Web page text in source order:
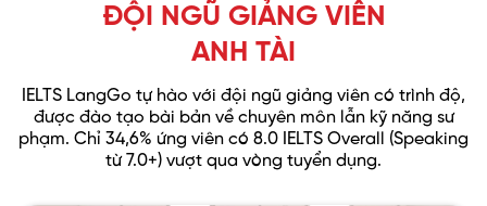
Cơ sở Bắc Ninh
Địa chỉ: Tòa Châu Coffee, xã Tiên Du, Bắc Ninh
Cơ sở Hòa Lạc, TP Hà Nội
Địa chỉ: Tầng 3 toà Hòa Lạc Plaza, xã Hòa Lạc, TP
ĐỘI NGŨ GIẢNG VIÊN
ANH TÀI
IELTS LangGo tự hào với đội ngũ giảng viên có trình độ,
được đào tạo bài bản về chuyên môn lẫn kỹ năng sư
phạm. Chỉ 34,6% ứng viên có 8.0 IELTS Overall (Speaking
từ 7.0+) vượt qua vòng tuyển dụng.